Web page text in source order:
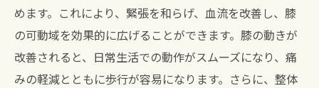
めます。これにより、緊張を和らげ、血流を改善し、膝
の可動域を効果的に広げることができます。膝の動きが
改善されると、日常生活での動作がスムーズになり、痛
みの軽減とともに歩行が容易になります。さらに、整体